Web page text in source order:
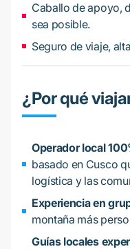
Caballo de apoyo,
sea posible.
Seguro de viaje,
¿Por qué
Operador local
basado en Cusco
logística y las
Experiencia en
montaña más
Guías locales